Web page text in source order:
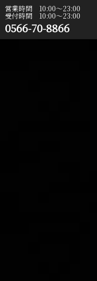
営業時間 10:00〜23:00
受付時間 10:00〜23:00
0566-70-8866